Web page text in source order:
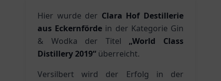
Hier wurde der Clara Hof Destillerie
aus Eckernförde in der Kategorie Gin
& Wodka der Titel „World Class
Distillery 2019“ überreicht.
Versilbert wird der Erfolg in der